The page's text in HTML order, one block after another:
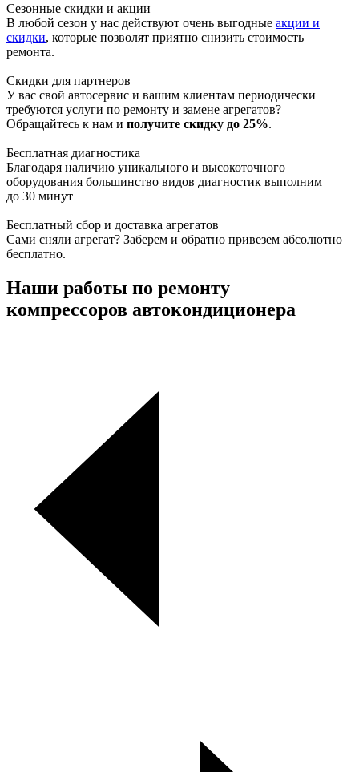
Сезонные скидки и акции
В любой сезон у нас действуют очень выгодные акции и
скидки, которые позволят приятно снизить стоимость
ремонта.
Скидки для партнеров
У вас свой автосервис и вашим клиентам периодически
требуются услуги по ремонту и замене агрегатов?
Обращайтесь к нам и получите скидку до 25%.
Бесплатная диагностика
Благодаря наличию уникального и высокоточного
оборудования большинство видов диагностик выполним
до 30 минут
Бесплатный сбор и доставка агрегатов
Сами сняли агрегат? Заберем и обратно привезем абсолютно
бесплатно.
Наши работы по ремонту
компрессоров автокондиционера